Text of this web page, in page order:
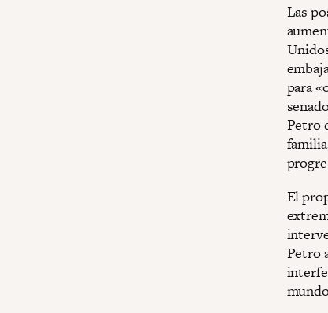
Las
para
Petro
El
Petro